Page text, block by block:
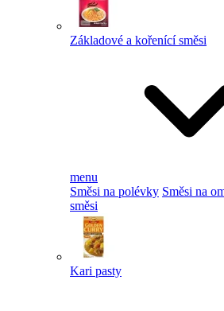
Základové a kořenící směsi
menu
Směsi na polévky Směsi na
směsi
Kari pasty